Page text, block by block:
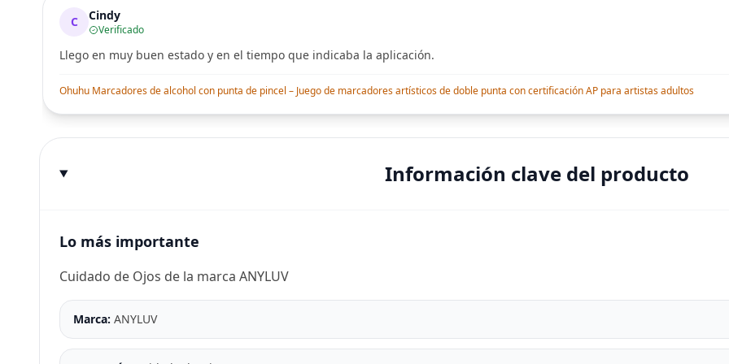
C Cindy
Verificado
Llego en muy buen estado y en el tiempo que indicaba la aplicación.
Ohuhu Marcadores de alcohol con punta de pincel – Juego de marcadores artísticos de doble punta con certificación AP para artistas adultos
Información clave del producto
Lo más importante
Cuidado de Ojos de la marca ANYLUV
Marca: ANYLUV